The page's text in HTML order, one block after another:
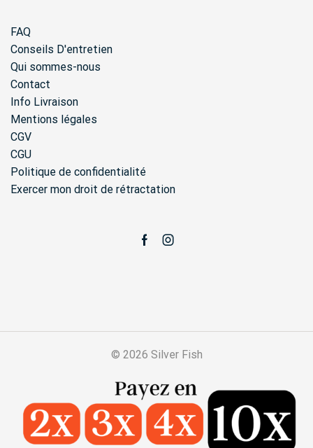
FAQ
Conseils D'entretien
Qui sommes-nous
Contact
Info Livraison
Mentions légales
CGV
CGU
Politique de confidentialité
Exercer mon droit de rétractation
FacebookInstagram
© 2026 Silver Fish